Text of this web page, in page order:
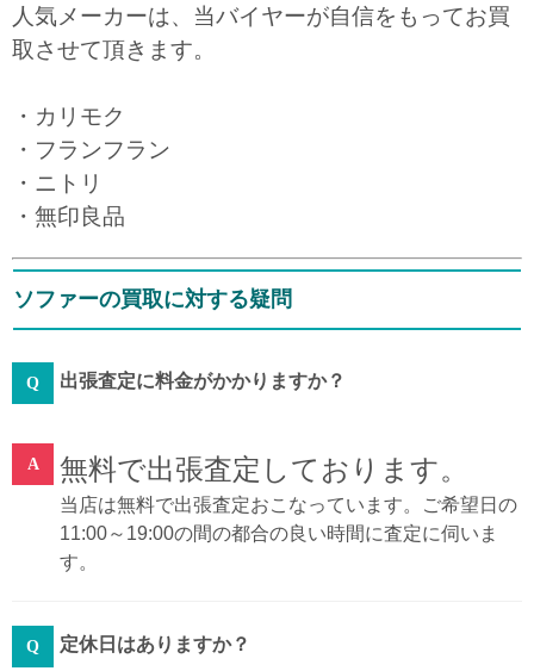
人気メーカーは、当バイヤーが自信をもってお買
取させて頂きます。
・カリモク
・フランフラン
・ニトリ
・無印良品
ソファーの買取に対する疑問
出張査定に料金がかかりますか？
無料で出張査定しております。
当店は無料で出張査定おこなっています。ご希望日の
11:00～19:00の間の都合の良い時間に査定に伺いま
す。
定休日はありますか？